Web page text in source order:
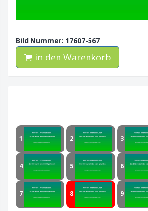
Bild Nummer: 17607-567
in den Warenkorb
1 2 3
4 5 6
7 8 9